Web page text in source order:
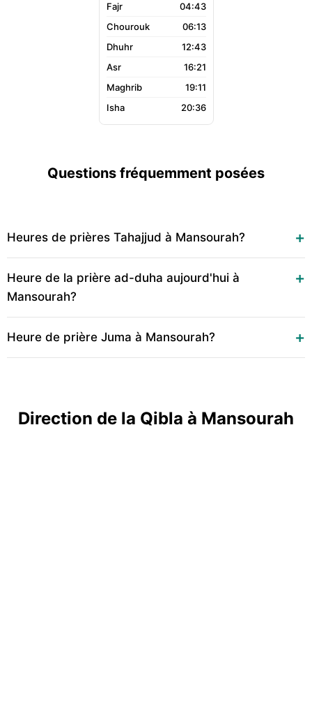
04:43
06:13
12:43
16:21
19:11
20:36
Questions fréquemment posées
Heures de prières Tahajjud à Mansourah?
Heure de la prière ad-duha aujourd'hui à
Mansourah?
Heure de prière Juma à Mansourah?
Direction de la Qibla à Mansourah